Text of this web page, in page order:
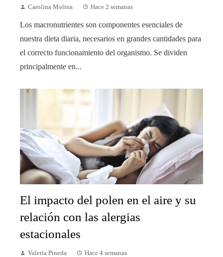
Carolina Molina Hace 2 semanas
Los macronutrientes son componentes esenciales de
nuestra dieta diaria, necesarios en grandes cantidades para
el correcto funcionamiento del organismo. Se dividen
principalmente en...
El impacto del polen en el aire y su
relación con las alergias
estacionales
Valeria Pineda Hace 4 semanas